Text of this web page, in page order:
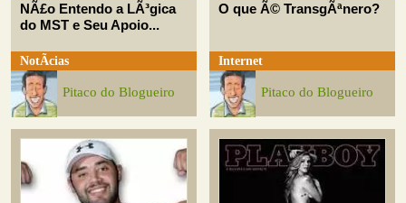
NÃ£o Entendo a LÃ³gica
do MST e Seu Apoio...
NotÃ­cias
Pitaco do Blogueiro
O que Ã© TransgÃªnero?
Internet
Pitaco do Blogueiro